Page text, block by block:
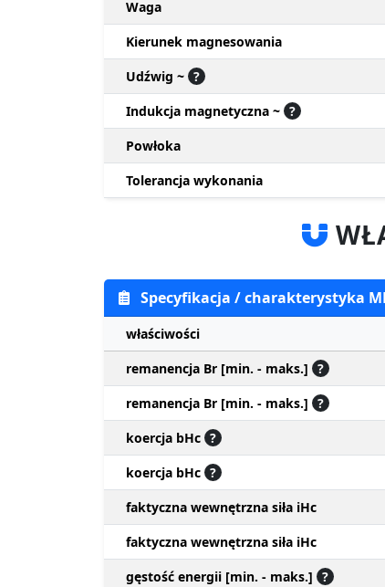
Waga
Kierunek magnesowania
Udźwig ~ ?
Indukcja magnetyczna ~ ?
Powłoka
Tolerancja wykonania
Specyfikacja / charakterystyka
właściwości
remanencja Br [min. - maks.] ?
remanencja Br [min. - maks.] ?
koercja bHc ?
koercja bHc ?
faktyczna wewnętrzna siła iHc
faktyczna wewnętrzna siła iHc
gęstość energii [min. - maks.] ?